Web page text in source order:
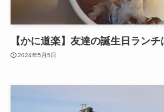
【かに道楽】友達の誕生日ラン
2024年5月5日